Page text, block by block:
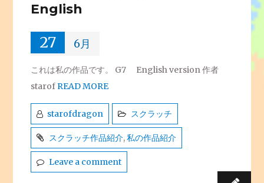
English
27 6月
これは私の作品です。 G7 English version 作者
starofREAD MORE
starofdragon スクラッチ
スクラッチ作品紹介,私の作品紹介
Leave a comment